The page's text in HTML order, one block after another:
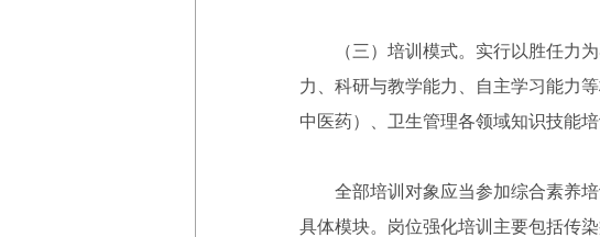
（三）培训模式。实行以胜任力为
力、科研与教学能力、自主学习能力
中医药）、卫生管理各领域知识技能培
全部培训对象应当参加综合素养培
具体模块。岗位强化培训主要包括传